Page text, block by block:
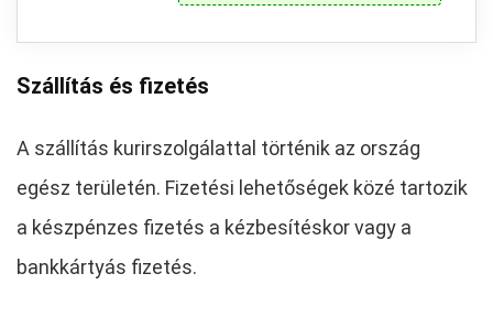
Szállítás és fizetés
A szállítás kurirszolgálattal történik az ország
egész területén. Fizetési lehetőségek közé tartozik
a készpénzes fizetés a kézbesítéskor vagy a
bankkártyás fizetés.